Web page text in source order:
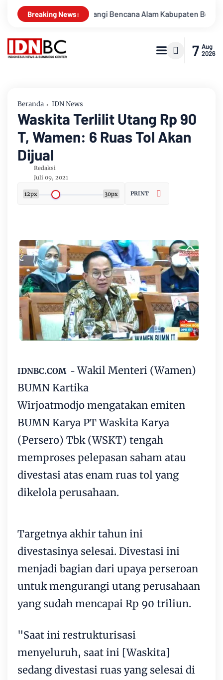
Breaking News:
Bencana Alam Kabupaten Bengkalis
7 Aug
2026
Beranda IDN News
Waskita Terlilit Utang Rp 90
T, Wamen: 6 Ruas Tol Akan
Dijual
Redaksi
Juli 09, 2021
12px 30px PRINT
IDNBC.COM - Wakil Menteri (Wamen)
BUMN Kartika
Wirjoatmodjo mengatakan emiten
BUMN Karya PT Waskita Karya
(Persero) Tbk (WSKT) tengah
memproses pelepasan saham atau
divestasi atas enam ruas tol yang
dikelola perusahaan.
Targetnya akhir tahun ini
divestasinya selesai. Divestasi ini
menjadi bagian dari upaya perseroan
untuk mengurangi utang perusahaan
yang sudah mencapai Rp 90 triliun.
"Saat ini restrukturisasi
menyeluruh, saat ini [Waskita]
sedang divestasi ruas yang selesai di